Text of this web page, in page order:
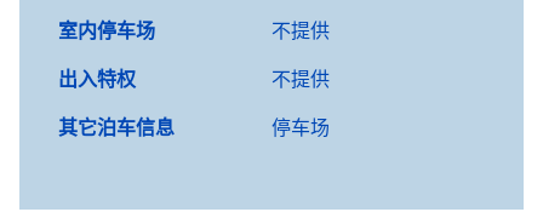
室内停车场
不提供
出入特权
不提供
其它泊车信息
停车场